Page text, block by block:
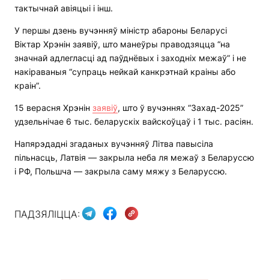
тактычнай авіяцыі і інш.
У першы дзень вучэнняў міністр абароны Беларусі
Віктар Хрэнін заявіў, што манеўры праводзяцца “на
значнай адлегласці ад паўднёвых і заходніх межаў” і не
накіраваныя “супраць нейкай канкрэтнай краіны або
краін”.
15 верасня Хрэнін заявіў, што ў вучэннях “Захад-2025”
удзельнічае 6 тыс. беларускіх вайскоўцаў і 1 тыс. расіян.
Напярэдадні згаданых вучэнняў Літва павысіла
пільнасць, Латвія — закрыла неба ля межаў з Беларуссю
і РФ, Польшча — закрыла саму мяжу з Беларуссю.
ПАДЗЯЛІЦЦА: